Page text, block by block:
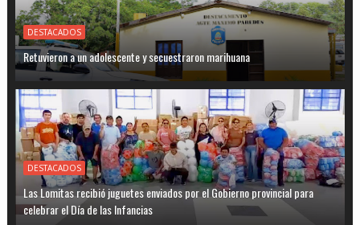
DESTACADOS
Retuvieron a un adolescente y secuestraron marihuana
DESTACADOS
Las Lomitas recibió juguetes enviados por el Gobierno provincial para
celebrar el Día de las Infancias